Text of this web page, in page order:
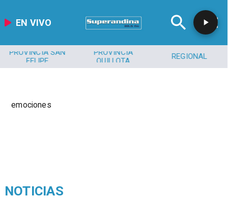
EN VIVO
PROVINCIA SAN
FELIPE
PROVINCIA
QUILLOTA
REGIONAL
emociones
NOTICIAS